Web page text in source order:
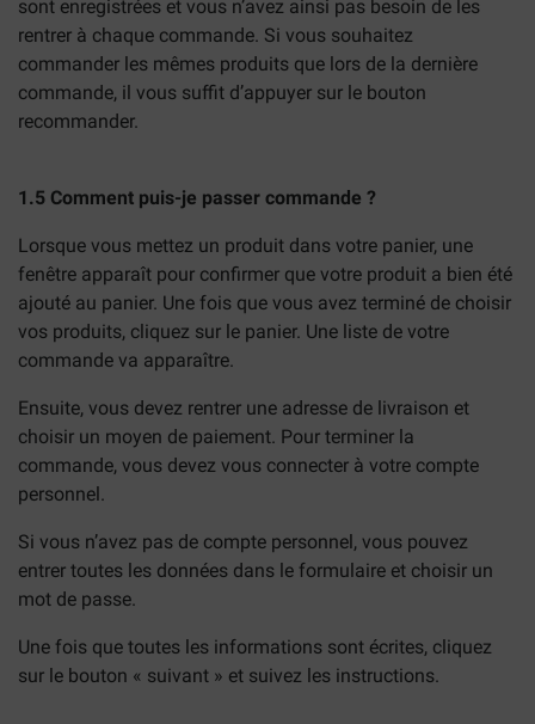
sont enregistrées et vous n’avez ainsi pas besoin de les
rentrer à chaque commande. Si vous souhaitez
commander les mêmes produits que lors de la dernière
commande, il vous suffit d’appuyer sur le bouton
recommander.
1.5 Comment puis-je passer commande ?
Lorsque vous mettez un produit dans votre panier, une
fenêtre apparaît pour confirmer que votre produit a bien été
ajouté au panier. Une fois que vous avez terminé de choisir
vos produits, cliquez sur le panier. Une liste de votre
commande va apparaître.
Ensuite, vous devez rentrer une adresse de livraison et
choisir un moyen de paiement. Pour terminer la
commande, vous devez vous connecter à votre compte
personnel.
Si vous n’avez pas de compte personnel, vous pouvez
entrer toutes les données dans le formulaire et choisir un
mot de passe.
Une fois que toutes les informations sont écrites, cliquez
sur le bouton « suivant » et suivez les instructions.